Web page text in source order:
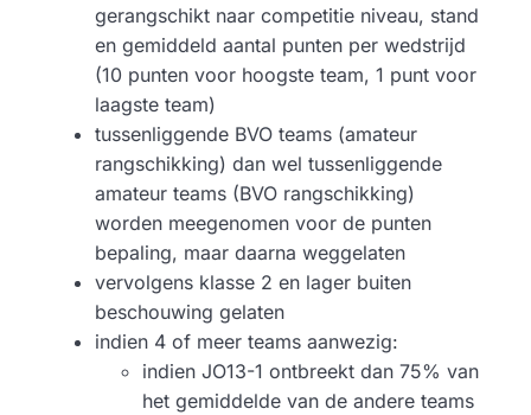
gerangschikt naar competitie niveau, stand
en gemiddeld aantal punten per wedstrijd
(10 punten voor hoogste team, 1 punt voor
laagste team)
tussenliggende BVO teams (amateur
rangschikking) dan wel tussenliggende
amateur teams (BVO rangschikking)
worden meegenomen voor de punten
bepaling, maar daarna weggelaten
vervolgens klasse 2 en lager buiten
beschouwing gelaten
indien 4 of meer teams aanwezig:
indien JO13-1 ontbreekt dan 75% van
het gemiddelde van de andere teams